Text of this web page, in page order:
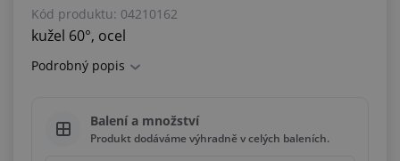
Kód produktu: 04210162
kužel 60°, ocel
Podrobný popis
Balení a množství
Produkt dodáváme výhradně v celých baleních.